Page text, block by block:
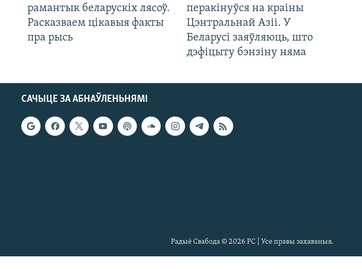
рамантык беларускіх лясоў.
Расказваем цікавыя факты
пра рысь
перакінуўся на краіны
Цэнтральнай Азіі. У
Беларусі заяўляюць, што
дэфіцыту бэнзіну няма
САЧЫЦЕ ЗА АБНАЎЛЕНЬНЯМІ
Радыё Свабода © 2026 РС | Усе правы захаваныя.